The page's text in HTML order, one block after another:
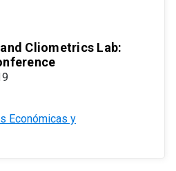
Cliometrics Lab:
Económicas y